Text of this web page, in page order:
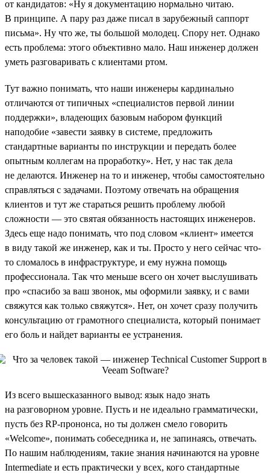
от кандидатов: «Ну я документацию нормально читаю.
В принципе. А пару раз даже писал в зарубежный саппорт
письма». Ну что же, ты большой молодец. Спору нет. Однако
есть проблема: этого объективно мало. Наш инженер должен
уметь разговаривать с клиентами ртом.
Тут важно понимать, что наши инженеры кардинально
отличаются от типичных «специалистов первой линии
поддержки», владеющих базовым набором функций
наподобие «завести заявку в системе, предложить
стандартные варианты по инструкции и передать более
опытным коллегам на проработку». Нет, у нас так дела
не делаются. Инженер на то и инженер, чтобы самостоятельно
справляться с задачами. Поэтому отвечать на обращения
клиентов и тут же стараться решить проблему любой
сложности — это святая обязанность настоящих инженеров.
Здесь еще надо понимать, что под словом «клиент» имеется
в виду такой же инженер, как и ты. Просто у него сейчас что-
то сломалось в инфраструктуре, и ему нужна помощь
профессионала. Так что меньше всего он хочет выслушивать
про «спасибо за ваш звонок, мы оформили заявку, и с вами
свяжутся как только свяжутся». Нет, он хочет сразу получить
консультацию от грамотного специалиста, который понимает
его боль и найдет варианты ее устранения.
Из всего вышесказанного вывод: язык надо знать
на разговорном уровне. Пусть и не идеально грамматически,
пусть без RP-прононса, но ты должен смело говорить
«Welcome», понимать собеседника и, не запинаясь, отвечать.
По нашим наблюдениям, такие знания начинаются на уровне
Intermediate и есть практически у всех, кого стандартные